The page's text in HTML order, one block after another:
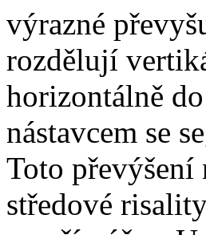
výrazné
rozdělují
horizontálně
nástavcem se
Toto převýšení
středové